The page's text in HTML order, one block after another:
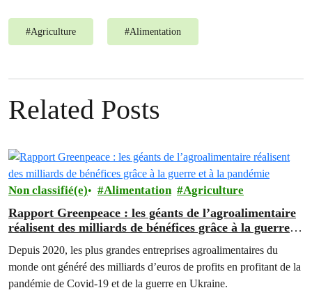
#Agriculture #Alimentation
Related Posts
Non classifié(e) Alimentation Agriculture
Rapport Greenpeace : les géants de l’agroalimentaire
réalisent des milliards de bénéfices grâce à la guerre et
Depuis 2020, les plus grandes entreprises agroalimentaires du
monde ont généré des milliards d’euros de profits en profitant de la
pandémie de Covid-19 et de la guerre en Ukraine.